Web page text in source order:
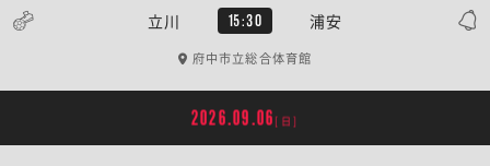
立川 15:30 浦安
府中市立総合体育館
2026.09.06 [日]